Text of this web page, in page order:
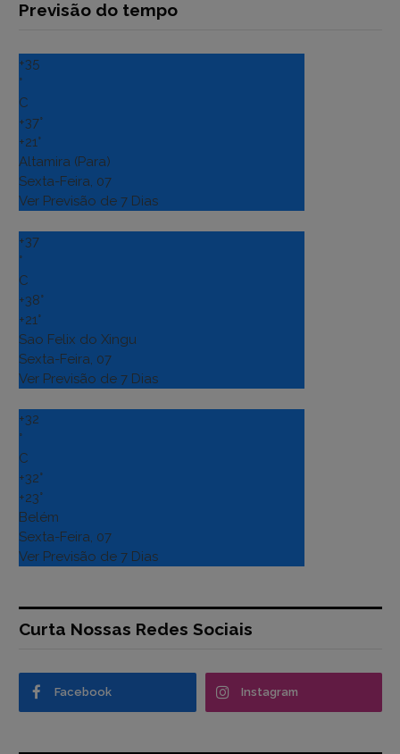
Previsão do tempo
+35
°
C
+37°
+21°
Altamira (Para)
Sexta-Feira, 07
Ver Previsão de 7 Dias
+37
°
C
+38°
+21°
Sao Felix do Xingu
Sexta-Feira, 07
Ver Previsão de 7 Dias
+32
°
C
+32°
+23°
Belém
Sexta-Feira, 07
Ver Previsão de 7 Dias
Curta Nossas Redes Sociais
Facebook Instagram